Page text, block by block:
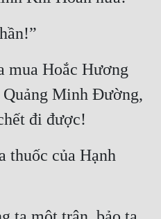
mua Hoắc Hương
Minh Đường,
đi được!
thuốc của Hạnh